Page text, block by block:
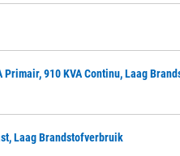
910 KVA Continu, Laag
Laag Brandstofverbruik